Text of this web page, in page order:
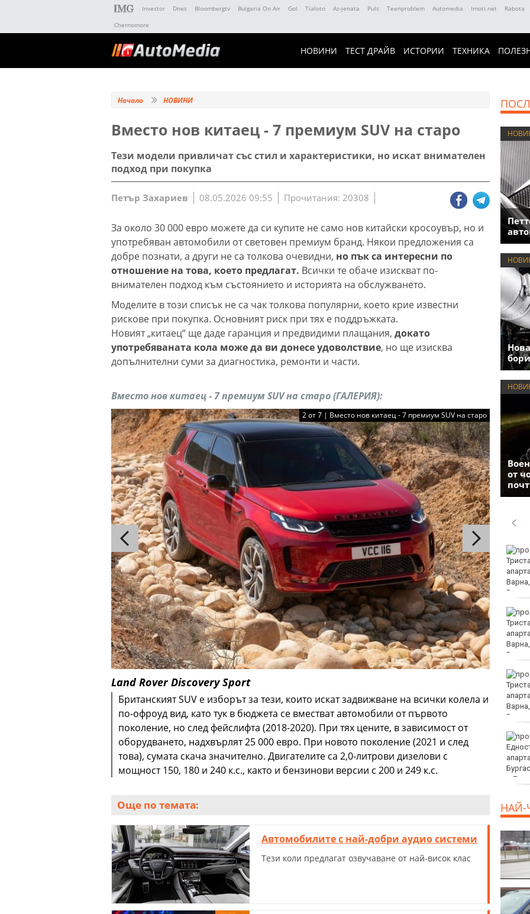
Investor Dnes Bloombergtv Bulgaria On Air Gol Tialoto Az-jenata Puls Teenproblem Automedia Imoti.net Rabota
Chernomore
НОВИНИ ТЕСТ ДРАЙВ ИСТОРИИ ТЕХНИКА
Начало НОВИНИ
Вместо нов китаец - 7 премиум SUV на старо
Тези модели привличат със стил и характеристики, но искат внимателен
подход при покупка
Петър Захариев 08.05.2026 09:55 Прочитания: 20308
За около 30 000 евро можете да си купите не само нов китайски кросоувър, но и
употребяван автомобили от световен премиум бранд. Някои предложения са
добре познати, а други не са толкова очевидни, но пък са интересни по
отношение на това, което предлагат. Всички те обаче изискват по-
внимателен подход към състоянието и историята на обслужването.
Моделите в този списък не са чак толкова популярни, което крие известни
рискове при покупка. Основният риск при тях е поддръжката.
Новият „китаец“ ще даде гаранция и предвидими плащания, докато
употребяваната кола може да ви донесе удоволствие, но ще изисква
допълнителни суми за диагностика, ремонти и части.
Вместо нов китаец - 7 премиум SUV на старо (ГАЛЕРИЯ):
2 от 7 | Вместо нов китаец - 7 премиум SUV на старо
Land Rover Discovery Sport
Британският SUV е изборът за тези, които искат задвижване на всички колела и
по-офроуд вид, като тук в бюджета се вместват автомобили от първото
поколение, но след фейслифта (2018-2020). При тях цените, в зависимост от
оборудването, надхвърлят 25 000 евро. При новото поколение (2021 и след
това), сумата скача значително. Двигателите са 2,0-литрови дизелови с
мощност 150, 180 и 240 к.с., както и бензинови версии с 200 и 249 к.с.
Още по темата:
Автомобилите с най-добри аудио системи
Тези коли предлагат озвучаване от най-висок клас
от
32-ма души са ранени ва
катастрофи през
последното денонощие
у нас
Повдигнаха обвинение
срещу 18-годишния
младеж за убийството
на чичо му с кол
на ВВМУ „Н. Й.
Командирът на ВМС:
Унищожили сме 6
плаващи мини, 3
надводни дрона и са
десетки остатъци от военно оборудване
EUR
НАЙ-